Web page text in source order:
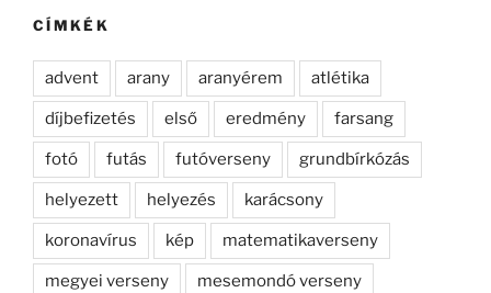
CÍMKÉK
advent arany aranyérem atlétika
díjbefizetés első eredmény farsang
fotó futás futóverseny grundbírkózás
helyezett helyezés karácsony
koronavírus kép matematikaverseny
megyei verseny mesemondó verseny